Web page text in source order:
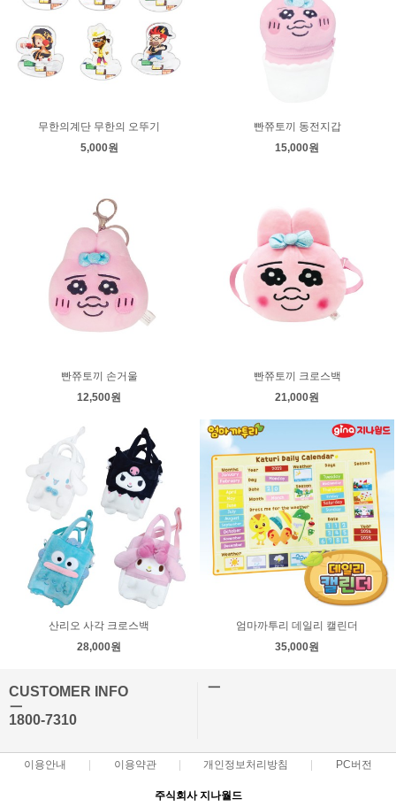
무한의계단 무한의 오뚜기
5,000원
빤쮸토끼 동전지갑
15,000원
빤쮸토끼 손거울
12,500원
빤쮸토끼 크로스백
21,000원
산리오 사각 크로스백
28,000원
엄마까투리 데일리 캘린더
35,000원
CUSTOMER INFO
ㅡ
1800-7310
ㅡ
이용안내 이용약관 개인정보처리방침 PC버전
주식회사 지나월드